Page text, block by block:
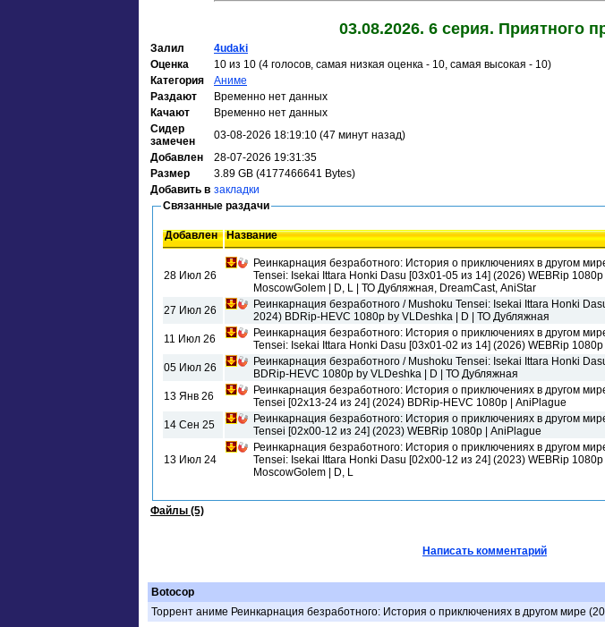
03.08.2026. 6 серия. Приятного
Залил
4udaki
Оценка
10 из 10 (4 голосов, самая низкая оценка - 10, самая высокая - 10)
Категория
Аниме
Раздают
Временно нет данных
Качают
Временно нет данных
Сидер
замечен
03-08-2026 18:19:10 (47 минут назад)
Добавлен
28-07-2026 19:31:35
Размер
3.89 GB (4177466641 Bytes)
Добавить в закладки
Связанные раздачи
Добавлен Название
28 Июл 26
Реинкарнация безработного: История о приключениях в другом
Tensei: Isekai Ittara Honki Dasu [03x01-05 из 14] (2026) WEBRip 1080p
MoscowGolem | D, L | ТО Дубляжная, DreamCast, AniStar
27 Июл 26
Реинкарнация безработного / Mushoku Tensei: Isekai Ittara Honki
2024) BDRip-HEVC 1080p by VLDeshka | D | ТО Дубляжная
11 Июл 26
Реинкарнация безработного: История о приключениях в другом
Tensei: Isekai Ittara Honki Dasu [03x01-02 из 14] (2026) WEBRip
05 Июл 26
Реинкарнация безработного / Mushoku Tensei: Isekai Ittara Honki
BDRip-HEVC 1080p by VLDeshka | D | ТО Дубляжная
13 Янв 26
Реинкарнация безработного: История о приключениях в другом
Tensei [02x13-24 из 24] (2024) BDRip-HEVC 1080p | AniPlague
14 Сен 25
Реинкарнация безработного: История о приключениях в другом
Tensei [02x00-12 из 24] (2023) WEBRip 1080p | AniPlague
13 Июл 24
Реинкарнация безработного: История о приключениях в другом
Tensei: Isekai Ittara Honki Dasu [02x00-12 из 24] (2023) WEBRip 1080p
MoscowGolem | D, L
Файлы (5)
Написать комментарий
Botocop
Торрент аниме Реинкарнация безработного: История о приключениях в другом мире